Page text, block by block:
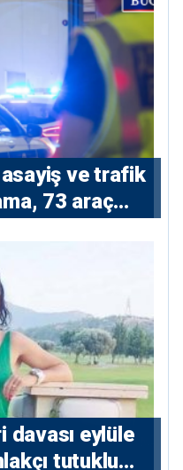
asayiş ve trafik
73 araç
davası eylüle
tutuklu